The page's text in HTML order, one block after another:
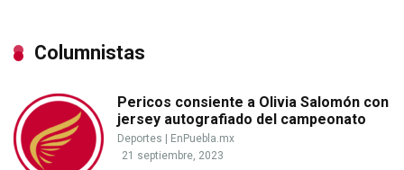
Columnistas
Pericos consiente a Olivia Salomón con
jersey autografiado del campeonato
Deportes
EnPuebla.mx
21 septiembre, 2023